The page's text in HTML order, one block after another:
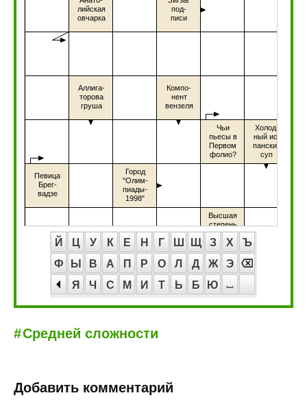
Й Ц У К Е Н Г Ш Щ З Х
Ъ
Ф
Ы В А П Р О Л Д Ж
Э
Я
Ч С М И Т Ь Б Ю
Средней сложности
Добавить комментарий